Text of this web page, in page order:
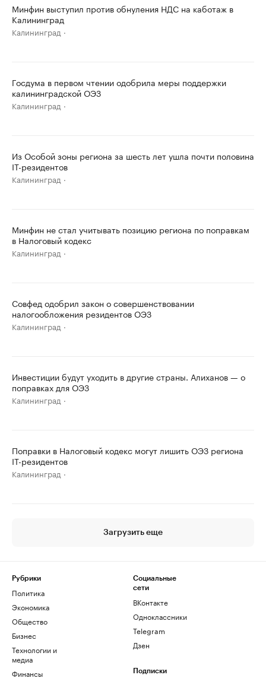
Минфин выступил против обнуления НДС на каботаж в
Калининград
Калининград
Госдума в первом чтении одобрила меры поддержки
калининградской ОЭЗ
Калининград
Из Особой зоны региона за шесть лет ушла почти половина
IT-резидентов
Калининград
Минфин не стал учитывать позицию региона по поправкам
в Налоговый кодекс
Калининград
Совфед одобрил закон о совершенствовании
налогообложения резидентов ОЭЗ
Калининград
Инвестиции будут уходить в другие страны. Алиханов — о
поправках для ОЭЗ
Калининград
Поправки в Налоговый кодекс могут лишить ОЭЗ региона
IT-резидентов
Калининград
Загрузить еще
Рубрики
Политика
Экономика
Общество
Бизнес
Технологии и
медиа
Финансы
Социальные
сети
ВКонтакте
Одноклассники
Telegram
Дзен
Подписки